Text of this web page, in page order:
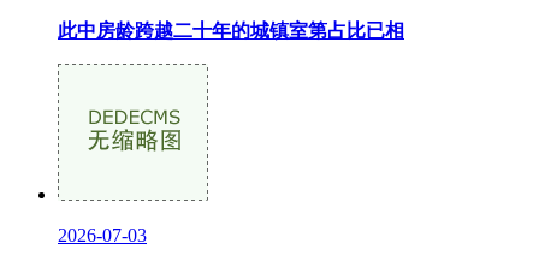
此中房龄跨越二十年的城镇室第占比已相
2026-07-03